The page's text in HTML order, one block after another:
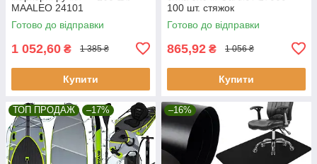
MAALEO 24101
Готово до відправки
1 052,60 ₴ 1 385 ₴
Купити
100 шт. стяжок
Готово до відправки
865,92 ₴ 1 056 ₴
Купити
ТОП ПРОДАЖ –17% –16%